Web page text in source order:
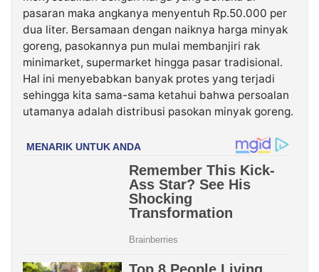
pasaran maka angkanya menyentuh Rp.50.000 per
dua liter. Bersamaan dengan naiknya harga minyak
goreng, pasokannya pun mulai membanjiri rak
minimarket, supermarket hingga pasar tradisional.
Hal ini menyebabkan banyak protes yang terjadi
sehingga kita sama-sama ketahui bahwa persoalan
utamanya adalah distribusi pasokan minyak goreng.